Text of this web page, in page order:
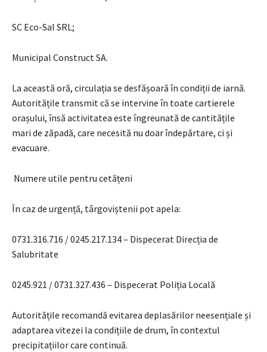
SC Eco-Sal SRL;
Municipal Construct SA.
La această oră, circulația se desfășoară în condiții de iarnă.
Autoritățile transmit că se intervine în toate cartierele
orașului, însă activitatea este îngreunată de cantitățile
mari de zăpadă, care necesită nu doar îndepărtare, ci și
evacuare.
Numere utile pentru cetățeni
În caz de urgență, târgoviștenii pot apela:
0731.316.716 / 0245.217.134 – Dispecerat Direcția de
Salubritate
0245.921 / 0731.327.436 – Dispecerat Poliția Locală
Autoritățile recomandă evitarea deplasărilor neesențiale și
adaptarea vitezei la condițiile de drum, în contextul
precipitațiilor care continuă.